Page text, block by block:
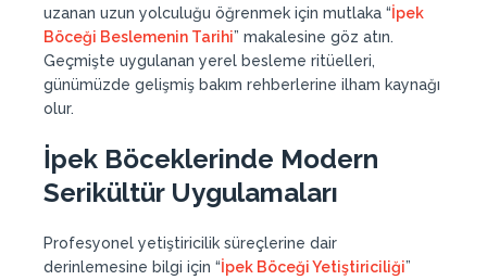
uzanan uzun yolculuğu öğrenmek için mutlaka “İpek
Böceği Beslemenin Tarihi” makalesine göz atın.
Geçmişte uygulanan yerel besleme ritüelleri,
günümüzde gelişmiş bakım rehberlerine ilham kaynağı
olur.
İpek Böceklerinde Modern
Serikültür Uygulamaları
Profesyonel yetiştiricilik süreçlerine dair
derinlemesine bilgi için “İpek Böceği Yetiştiriciliği”